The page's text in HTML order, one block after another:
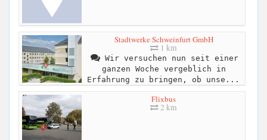
Stadtwerke Schweinfurt GmbH
1 km
Wir versuchen nun seit einer
ganzen Woche vergeblich in
Erfahrung zu bringen, ob unse...
Flixbus
2 km